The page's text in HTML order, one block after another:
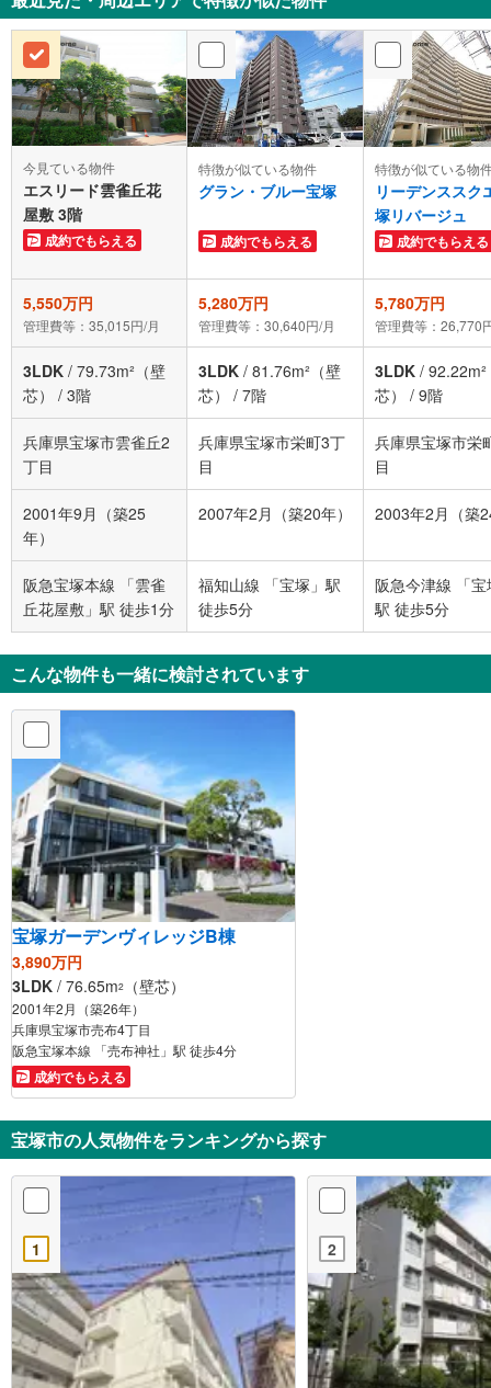
今見ている物件
エスリード雲雀丘花
屋敷 3階
成約でもらえる
特徴が似ている物件
グラン・ブルー宝塚
成約でもらえる
特徴が似ている物
リーデンススク
塚リバージュ
成約でもらえる
5,550万円
管理費等：35,015円/月
5,280万円
管理費等：30,640円/月
5,780万円
管理費等：26,770
3LDK / 79.73m²（壁
芯）
/ 3階
3LDK / 81.76m²（壁
芯）
/ 7階
3LDK /
芯）
/ 9階
兵庫県宝塚市雲雀丘2
丁目
兵庫県宝塚市栄町3丁
目
兵庫県宝塚市栄
目
2001年9月（築25
年）
2007年2月（築20年） 2003年2月（築
阪急宝塚本線 「雲雀
丘花屋敷」駅 徒歩1分
福知山線 「宝塚」駅
徒歩5分
阪急今津線 「宝
駅 徒歩5分
こんな物件も一緒に検討されています
宝塚ガーデンヴィレッジB棟
3,890万円
3LDK / 76.65m2 （壁芯）
2001年2月（築26年）
兵庫県宝塚市売布4丁目
阪急宝塚本線 「売布神社」駅 徒歩4分
成約でもらえる
宝塚市の人気物件をランキングから探す
1 2